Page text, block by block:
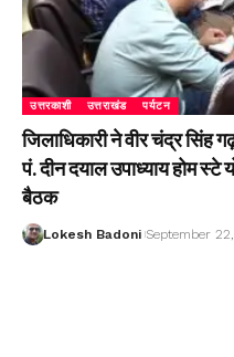
उत्तरकाशी उत्तराखंड पर्यटन
जिलाधिकारी ने वीर चंद्र सिंह
पं. दीन दयाल उपाध्याय होम
बैठक
Lokesh Badoni September